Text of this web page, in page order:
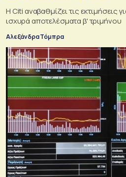
Η Citi αναβαθμίζει τις εκτιμήσεις
ισχυρά αποτελέσματα β' τριμήνου
Αλεξάνδρα Τόμπρα